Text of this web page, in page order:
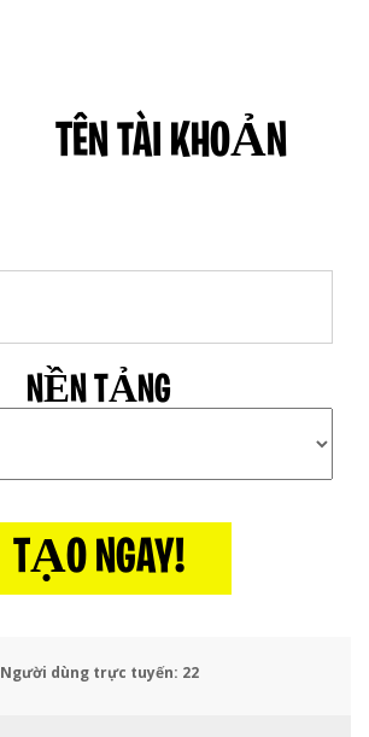
TÊN TÀI KHOẢN
NỀN TẢNG
TẠO NGAY!
Người dùng trực tuyến: 24